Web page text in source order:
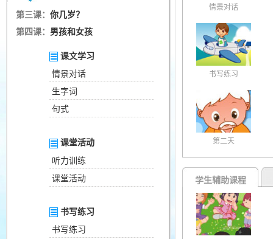
第三课： 你几岁？
第四课： 男孩和女孩
课文学习
情景对话
生字词
句式
课堂活动
听力训练
课堂活动
书写练习
书写练习
情景对话
书写练习
第二天
学生辅助课程